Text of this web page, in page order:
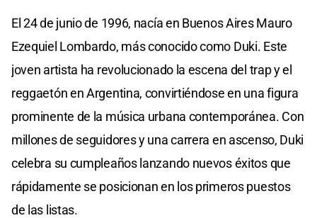
El 24 de junio de 1996, nacía en Buenos Aires Mauro
Ezequiel Lombardo, más conocido como Duki. Este
joven artista ha revolucionado la escena del trap y el
reggaetón en Argentina, convirtiéndose en una figura
prominente de la música urbana contemporánea. Con
millones de seguidores y una carrera en ascenso, Duki
celebra su cumpleaños lanzando nuevos éxitos que
rápidamente se posicionan en los primeros puestos
de las listas.